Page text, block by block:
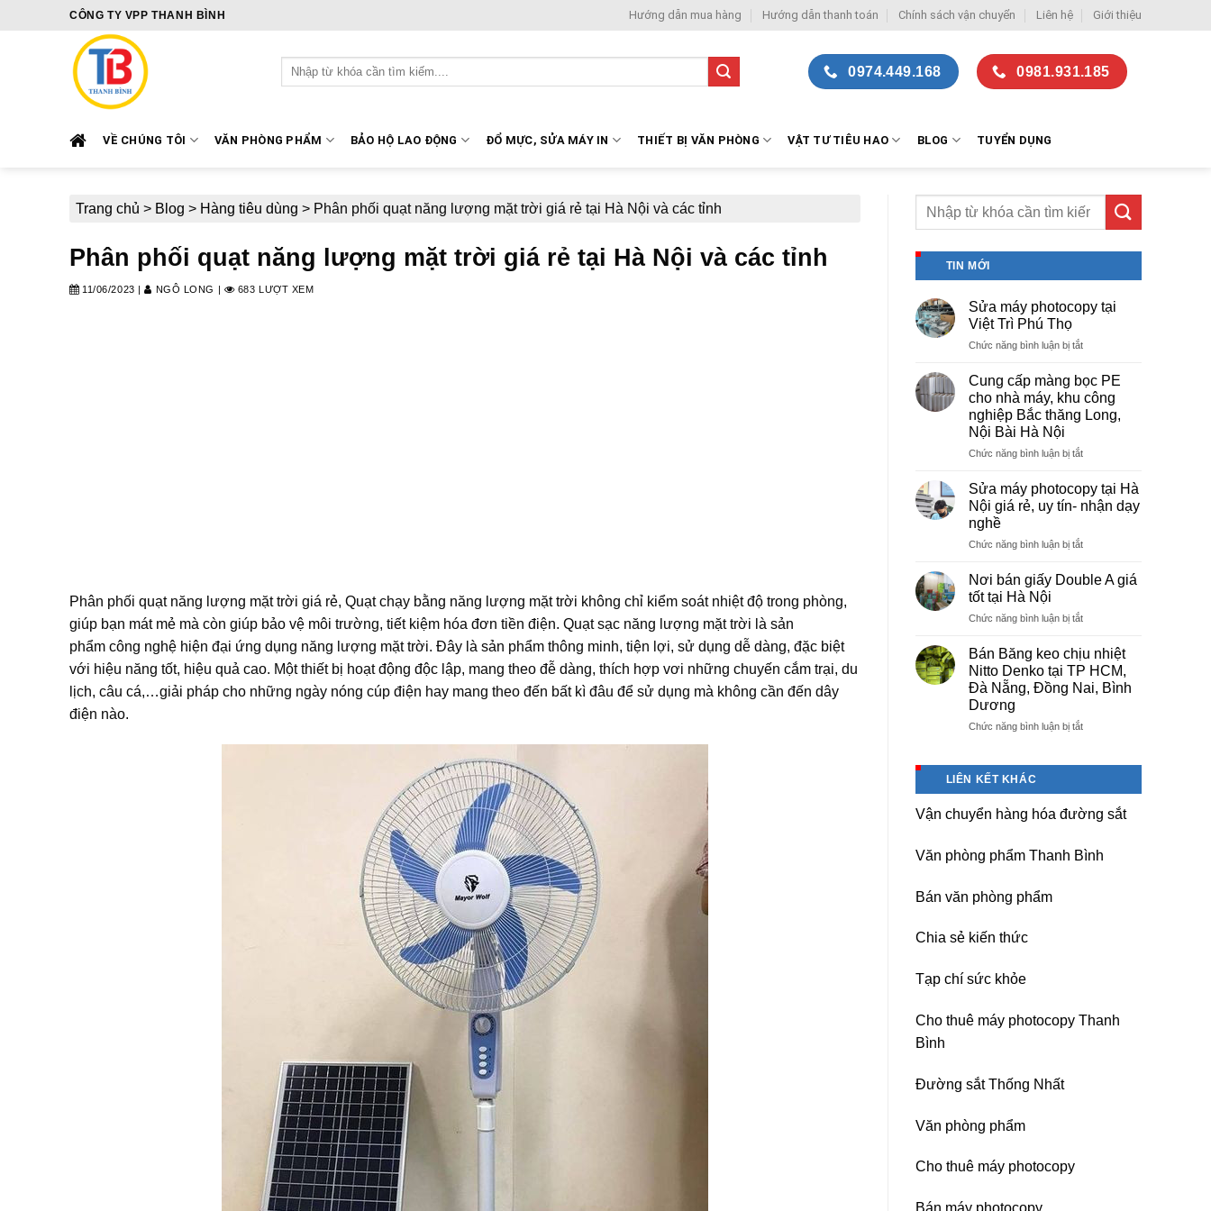
CÔNG TY VPP THANH BÌNH Hướng dẫn mua hàng Hướng dẫn thanh toán Chính sách vận chuyển Liên hệ Giới thiệu
Tìm
kiếm:
0974.449.168 0981.931.185
VỀ CHÚNG TÔI VĂN PHÒNG PHẨM BẢO HỘ LAO ĐỘNG ĐỔ MỰC, SỬA MÁY IN THIẾT BỊ VĂN PHÒNG VẬT TƯ TIÊU HAO BLOG TUYỂN DỤNG
Trang chủ > Blog > Hàng tiêu dùng > Phân phối quạt năng lượng mặt trời giá rẻ tại Hà Nội và các tỉnh
Phân phối quạt năng lượng mặt trời giá rẻ tại Hà Nội và các tỉnh
11/06/2023 | NGÔ LONG 683 LƯỢT XEM
Phân phối quạt năng lượng mặt trời giá rẻ, Quạt chạy bằng năng lượng mặt trời không chỉ kiểm soát nhiệt độ trong phòng,
giúp bạn mát mẻ mà còn giúp bảo vệ môi trường, tiết kiệm hóa đơn tiền điện. Quạt sạc năng lượng mặt trời là sản
phẩm công nghệ hiện đại ứng dụng năng lượng mặt trời. Đây là sản phẩm thông minh, tiện lợi, sử dụng dễ dàng, đặc biệt
với hiệu năng tốt, hiệu quả cao. Một thiết bị hoạt động độc lập, mang theo đễ dàng, thích hợp vơi những chuyến cắm trại, du
lịch, câu cá,…giải pháp cho những ngày nóng cúp điện hay mang theo đến bất kì đâu để sử dụng mà không cần đến dây
điện nào.
TIN MỚI
Sửa máy photocopy tại
Việt Trì Phú Thọ
Chức năng bình luận bị tắtở
photocopy
tại
Việt
Phú
Cung cấp màng bọc PE
cho nhà máy, khu công
nghiệp Bắc thăng Long,
Nội Bài Hà Nội
Chức năng bình luận bị tắtở
màng
bọc
cho
máy,
nghiệp
thăng
Long,
Nội
Nội
Sửa máy photocopy tại Hà
Nội giá rẻ, uy tín- nhận dạy
nghề
Chức năng bình luận bị tắtở
máy
photocopy
Hà
giá
rẻ,
uy
tín-
dạy
Nơi bán giấy Double A giá
tốt tại Hà Nội
Chức năng bình luận bị tắtở
giấy
Double
A
tốt
Bán Băng keo chịu nhiệt
Nitto Denko tại TP HCM,
Đà Nẵng, Đồng Nai, Bình
Dương
Chức năng bình luận bị tắtở
Nitto
tại
TP
LIÊN KẾT KHÁC
Vận chuyển hàng hóa đường sắt
Văn phòng phẩm Thanh Bình
Bán văn phòng phẩm
Chia sẻ kiến thức
Tạp chí sức khỏe
Cho thuê máy photocopy Thanh
Bình
Đường sắt Thống Nhất
Văn phòng phẩm
Cho thuê máy photocopy